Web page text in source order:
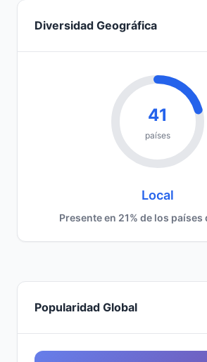
Diversidad Geográfica
41
países
Local
Presente en 21% de los países
Popularidad Global